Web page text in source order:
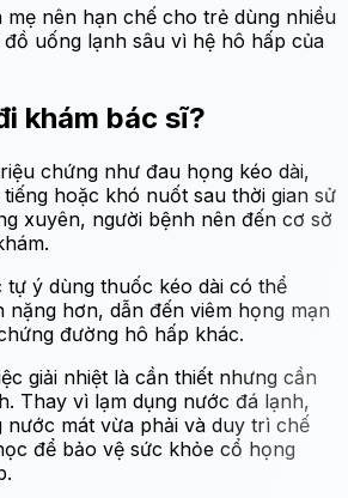
nên hạn chế cho trẻ dùng nhiều
uống lạnh sâu vì hệ hô hấp của
khám bác sĩ?
chứng như đau họng kéo dài,
hoặc khó nuốt sau thời gian sử
xuyên, người bệnh nên đến cơ sở
tự ý dùng thuốc kéo dài có thể
nặng hơn, dẫn đến viêm họng mạn
đường hô hấp khác.
giải nhiệt là cần thiết nhưng cần
Thay vì lạm dụng nước đá lạnh,
nước mát vừa phải và duy trì chế
để bảo vệ sức khỏe cổ họng